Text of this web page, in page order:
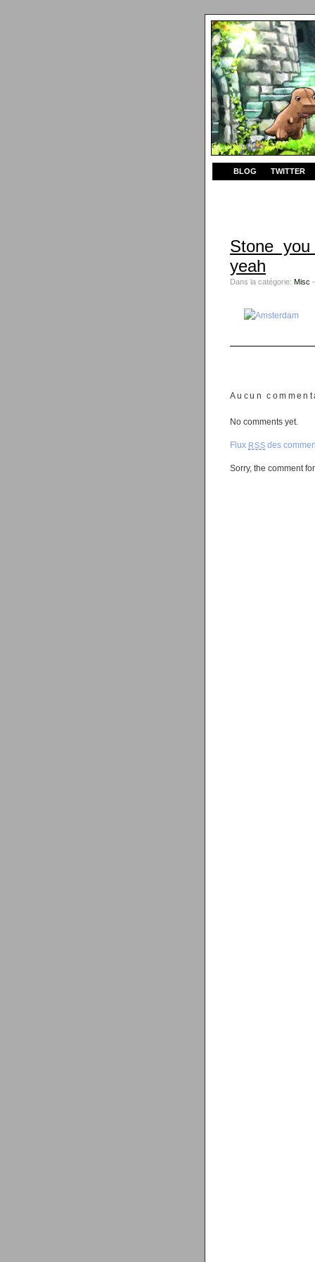
BLOG TWITTER
Stone
yeah
Dans la catégorie: Misc
Aucun
No comments yet.
Flux RSS des
Sorry, the comment